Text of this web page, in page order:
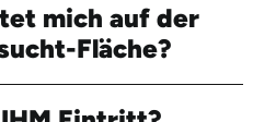
mich auf der
Fläche?